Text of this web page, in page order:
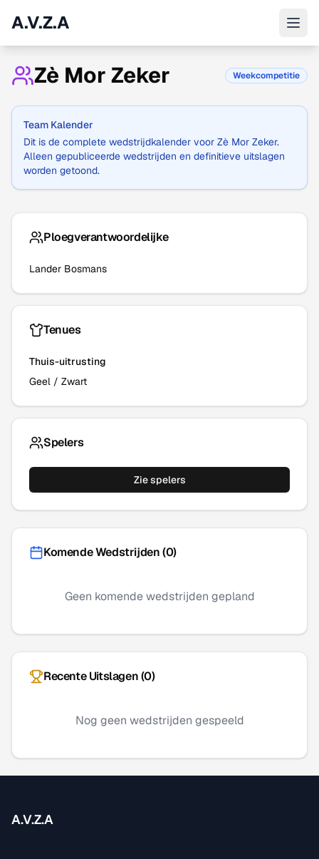
A.V.Z.A
Zè Mor Zeker Weekcompetitie
Team Kalender
Dit is de complete wedstrijdkalender voor Zè Mor Zeker.
Alleen gepubliceerde wedstrijden en definitieve uitslagen
worden getoond.
Ploegverantwoordelijke
Lander Bosmans
Tenues
Thuis-uitrusting
Geel / Zwart
Spelers
Zie spelers
Komende Wedstrijden (0)
Geen komende wedstrijden gepland
Recente Uitslagen (0)
Nog geen wedstrijden gespeeld
A.V.Z.A